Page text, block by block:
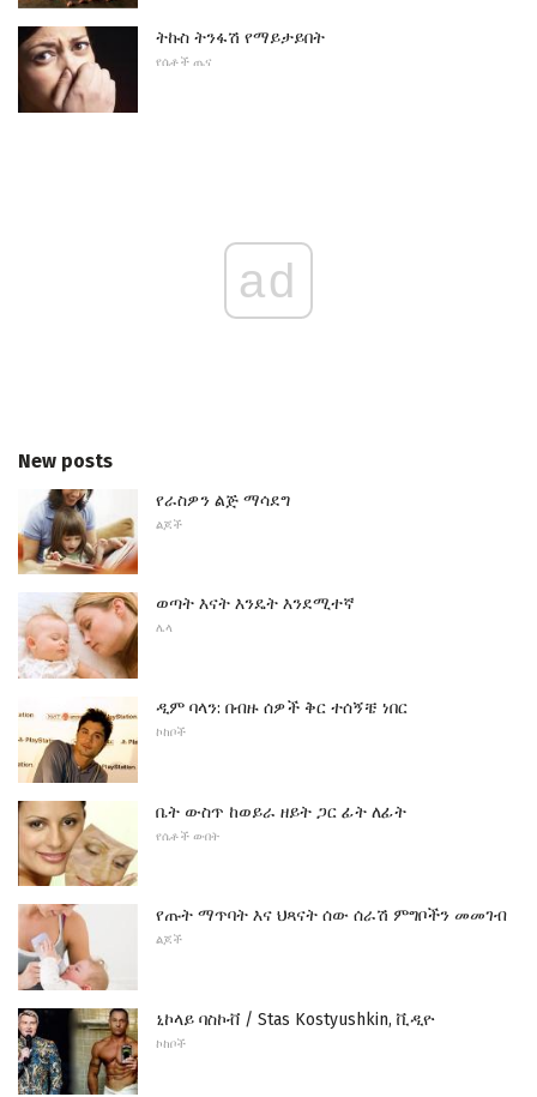
ትኩስ ትንፋሽ የማይታይበት
የሴቶች ጤና
ad
New posts
የራስዎን ልጅ ማሳደግ
ልጆች
ወጣት እናት እንዴት እንደሚተኛ
ሌላ
ዲም ባላን: በብዙ ሰዎች ቅር ተሰኝቼ ነበር
ኮከቦች
ቤት ውስጥ ከወይራ ዘይት ጋር ፊት ለፊት
የሴቶች ውበት
የጡት ማጥባት እና ህጻናት ሰው ሰራሽ ምግቦችን መመገብ
ልጆች
ኒኮላይ ባስኮቭ / Stas Kostyushkin, ቪዲዮ
ኮከቦች